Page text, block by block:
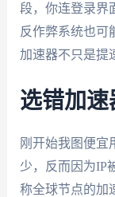
段，你连登录界
反作弊系统也可
加速器不只是提
选错加速
刚开始我图便宜
少，反而因为IP
称全球节点的加